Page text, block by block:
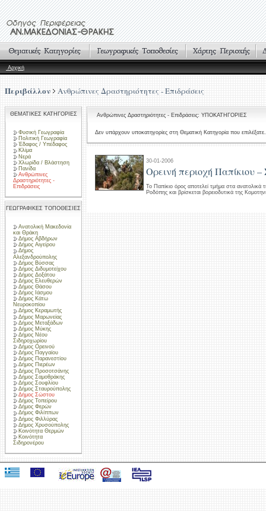
Αρχική
Περιβάλλον Ανθρώπινες Δραστηριότητες - Επιδράσεις
ΘΕΜΑΤΙΚΕΣ ΚΑΤΗΓΟΡΙΕΣ
Φυσική Γεωγραφία
Πολιτική Γεωγραφία
Έδαφος / Υπέδαφος
Κλίμα
Νερά
Χλωρίδα / Βλάστηση
Πανίδα
Ανθρώπινες
Δραστηριότητες -
Επιδράσεις
ΓΕΩΓΡΑΦΙΚΕΣ ΤΟΠΟΘΕΣΙΕΣ
Ανατολική Μακεδονία
και Θράκη
Δήμος Αβδήρων
Δήμος Αιγείρου
Δήμος
Αλεξανδρούπολης
Δήμος Βύσσας
Δήμος Διδυμοτείχου
Δήμος Δοξάτου
Δήμος Ελευθερών
Δήμος Θάσου
Δήμος Ιάσμου
Δήμος Κάτω
Νευροκοπίου
Δήμος Κεραμωτής
Δήμος Μαρωνείας
Δήμος Μεταξάδων
Δήμος Μύκης
Δήμος Νέου
Σιδηροχωρίου
Δήμος Ορεινού
Δήμος Παγγαίου
Δήμος Παρανεστίου
Δήμος Πιερέων
Δήμος Προσοτσάνης
Δήμος Σαμοθράκης
Δήμος Σουφλίου
Δήμος Σταυρούπολης
Δήμος Σώστου
Δήμος Τοπείρου
Δήμος Φερών
Δήμος Φιλίππων
Δήμος Φιλλύρας
Δήμος Χρυσούπολης
Κοινότητα Θερμών
Κοινότητα
Σιδηρονέρου
Ανθρώπινες Δραστηριότητες - Επιδράσεις: ΥΠΟΚΑΤΗΓΟΡΙΕΣ
Δεν υπάρχουν υποκατηγορίες στη Θεματική Κατηγορία που επιλέξατε.
30-01-2006
Ορεινή περιοχή Παπίκιου
Το Παπίκιο όρος αποτελεί τμήμα στα ανατολικά
Ροδόπης και βρίσκεται βορειοδυτικά της